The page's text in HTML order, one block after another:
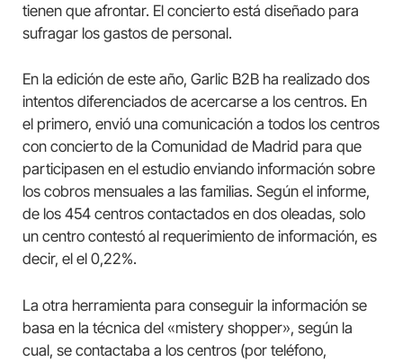
tienen que afrontar. El concierto está diseñado para
sufragar los gastos de personal.
En la edición de este año, Garlic B2B ha realizado dos
intentos diferenciados de acercarse a los centros. En
el primero, envió una comunicación a todos los centros
con concierto de la Comunidad de Madrid para que
participasen en el estudio enviando información sobre
los cobros mensuales a las familias. Según el informe,
de los 454 centros contactados en dos oleadas, solo
un centro contestó al requerimiento de información, es
decir, el el 0,22%.
La otra herramienta para conseguir la información se
basa en la técnica del «mistery shopper», según la
cual, se contactaba a los centros (por teléfono,